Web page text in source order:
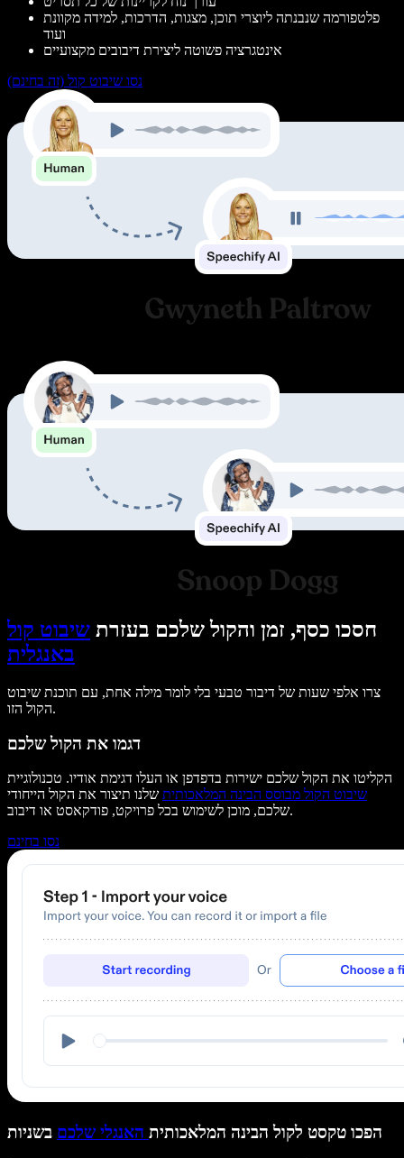
פלטפורמה שנבנתה ליוצרי תוכן, מצגות, הדרכות, למידה מקוונת
ועוד
אינטגרציה פשוטה ליצירת דיבובים מקצועיים
נסו שיבוט קול (זה בחינם)
חסכו כסף, זמן והקול שלכם בעזרת שיבוט קול
באנגלית
צרו אלפי שעות של דיבור טבעי בלי לומר מילה אחת, עם תוכנת שיבוט
הקול הזו.
דגמו את הקול שלכם
הקליטו את הקול שלכם ישירות בדפדפן או העלו דגימת אודיו. טכנולוגיית
שיבוט הקול מבוסס הבינה המלאכותית שלנו תיצור את הקול הייחודי
שלכם, מוכן לשימוש בכל פרויקט, פודקאסט או דיבוב.
נסו בחינם
הפכו טקסט לקול הבינה המלאכותית האנגלי שלכם בשניות